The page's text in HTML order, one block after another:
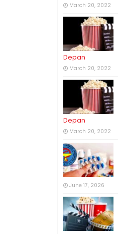
March 20, 2022
Depan
March 20, 2022
Depan
March 20, 2022
June 17, 2026